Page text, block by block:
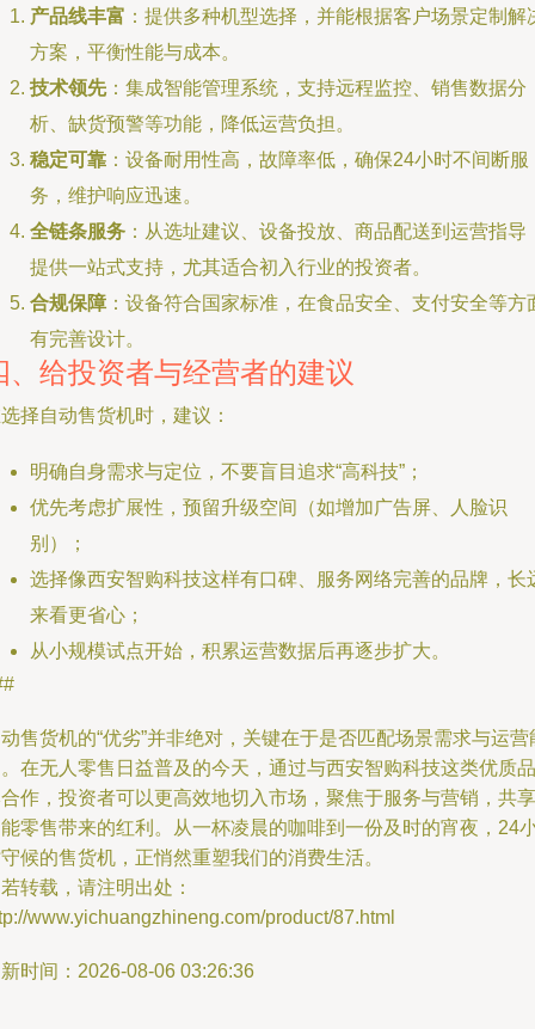
产品线丰富 ：提供多种机型选择，并能根据客户场景定制解
方案，平衡性能与成本。
技术领先：集成智能管理系统，支持远程监控、销售数据分
析、缺货预警等功能，降低运营负担。
稳定可靠 ：设备耐用性高，故障率低，确保24小时不间断服
务，维护响应迅速。
全链条服务 ：从选址建议、设备投放、商品配送到运营指导
提供一站式支持，尤其适合初入行业的投资者。
合规保障 ：设备符合国家标准，在食品安全、支付安全等方
有完善设计。
、给投资者与经营者的建议
择自动售货机时，建议：
明确自身需求与定位，不要盲目追求“高科技”；
优先考虑扩展性，预留升级空间（如增加广告屏、人脸识
别）；
选择像西安智购科技这样有口碑、服务网络完善的品牌，长
来看更省心；
从小规模试点开始，积累运营数据后再逐步扩大。
售货机的“优劣”并非绝对，关键在于是否匹配场景需求与运营
在无人零售日益普及的今天，通过与西安智购科技这类优质品
作，投资者可以更高效地切入市场，聚焦于服务与营销，共享
零售带来的红利。从一杯凌晨的咖啡到一份及时的宵夜，24
候的售货机，正悄然重塑我们的消费生活。
转载，请注明出处：
www.yichuangzhineng.com/product/87.html
时间：2026-08-06 03:26:36